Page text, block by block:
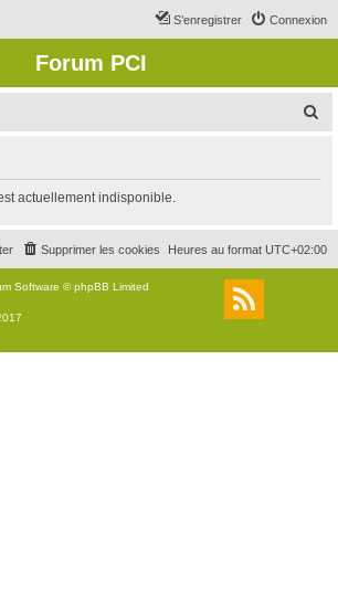
Connexion
S’enregistrer
Forum PCI
r
c
r
actuellement indisponible.
Heures au format UTC+02:00
Supprimer les cookies
Software © phpBB Limited